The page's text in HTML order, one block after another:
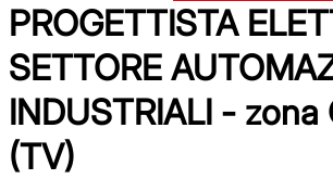
PROGETTISTA
SETTORE
INDUSTRIALI - zona
(TV)